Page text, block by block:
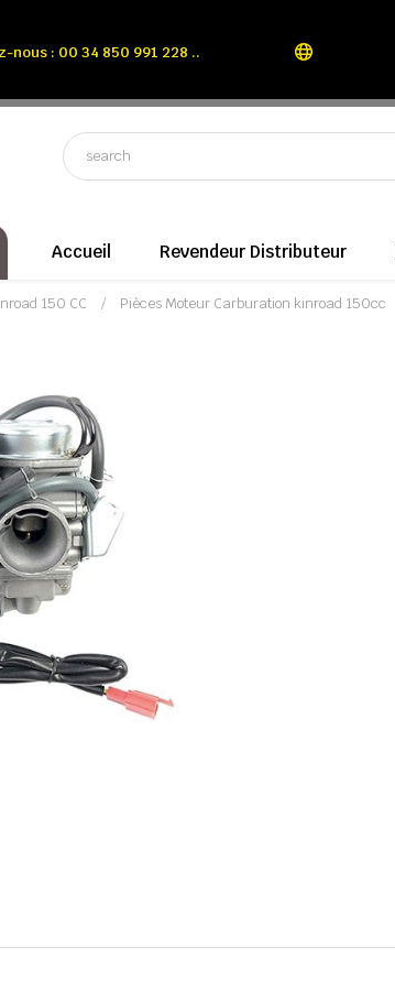
nous : 00 34 850 991 228 ..
Accueil Revendeur Distributeur
150 CC Pièces Moteur Carburation kinroad 150cc